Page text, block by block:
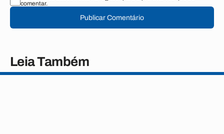
comentar.
Publicar Comentário
Leia Também